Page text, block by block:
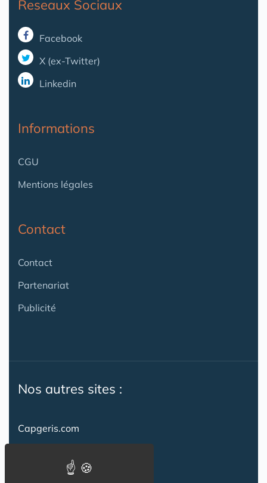
Reseaux Sociaux
Facebook
X (ex-Twitter)
Linkedin
Informations
CGU
Mentions légales
Contact
Contact
Partenariat
Publicité
Nos autres sites :
Capgeris.com
Emploi-formation-sante.com